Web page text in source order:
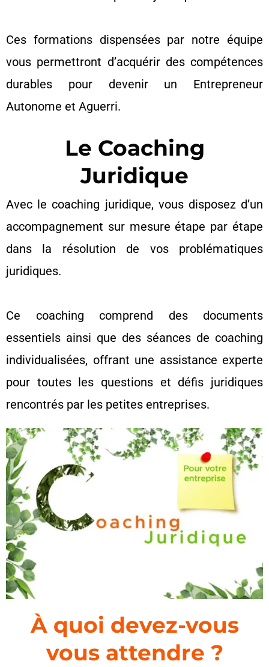
Ces formations dispensées par notre équipe
vous permettront d’acquérir des compétences
durables pour devenir un Entrepreneur
Autonome et Aguerri.
Le Coaching
Juridique
Avec le coaching juridique, vous disposez d’un
accompagnement sur mesure étape par étape
dans la résolution de vos problématiques
juridiques.
Ce coaching comprend des documents
essentiels ainsi que des séances de coaching
individualisées, offrant une assistance experte
pour toutes les questions et défis juridiques
rencontrés par les petites entreprises.
À quoi devez-vous
vous attendre ?